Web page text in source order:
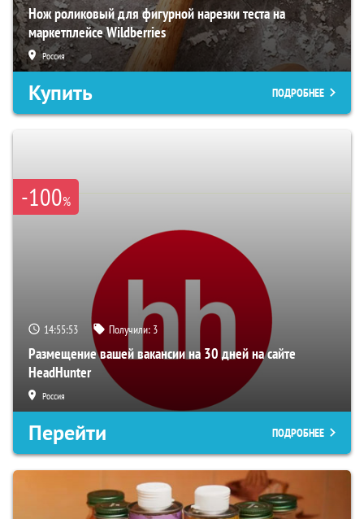
Нож роликовый для фигурной нарезки теста на
маркетплейсе Wildberries
Россия
Купить ПОДРОБНЕЕ
-100%
14:55:51 Получили: 3
Размещение вашей вакансии на 30 дней на сайте
HeadHunter
Россия
Перейти ПОДРОБНЕЕ